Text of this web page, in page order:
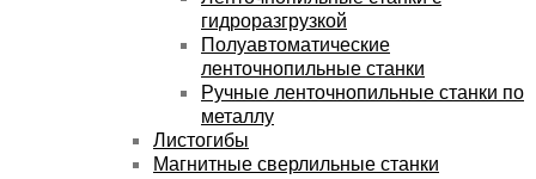
гидроразгрузкой
Полуавтоматические
ленточнопильные станки
Ручные ленточнопильные станки по
металлу
Листогибы
Магнитные сверлильные станки